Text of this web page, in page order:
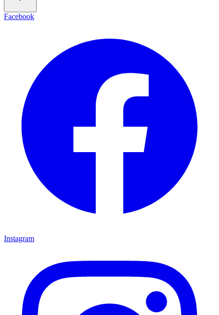
Facebook
Instagram